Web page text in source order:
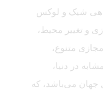
شیک و لوکس
و تغییر محیط،
متنوع،
در دنیا،
جهان می‌باشد، که